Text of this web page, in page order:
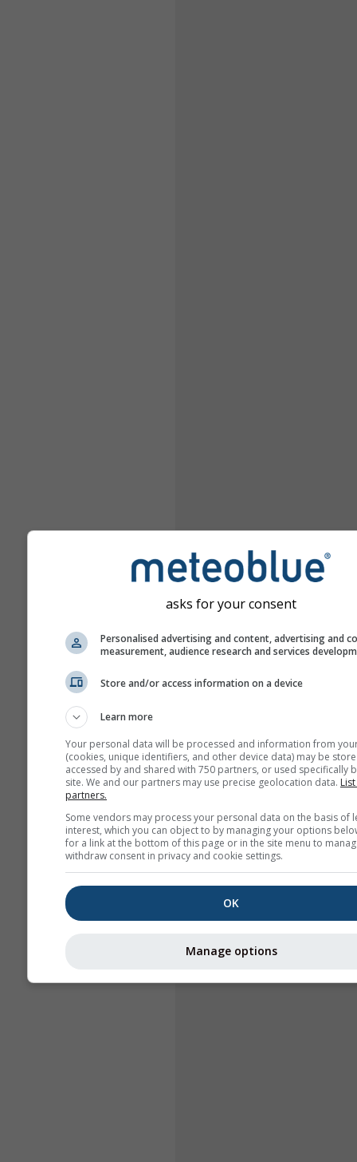
asks for your consent
Personalised advertising and content, advertising and
measurement, audience research and services
Store and/or access information on a device
Learn more
Your personal data will be processed and information from
(cookies, unique identifiers, and other device data) may be
accessed by and shared with 750 partners, or used specifically
site. We and our partners may use precise geolocation data.
partners.
Some vendors may process your personal data on the basis of
interest, which you can object to by managing your options
for a link at the bottom of this page or in the site menu to
withdraw consent in privacy and cookie settings.
OK
Manage options